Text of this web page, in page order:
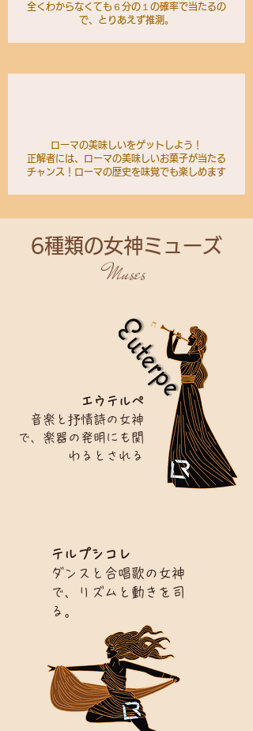
​全くわからなくても６分の１の確率で当たるの
で、とりあえず推測。
ローマの美味しいをゲットしよう！
正解者には、ローマの美味しいお菓子が当たる
チャンス！ローマの歴史を味覚でも楽しめます
6種類の女神ミューズ
Muses
エウテルペ
音楽と抒情詩の女神
で、楽器の発明にも関
わるとされる
テルプシコレ
ダンスと合唱歌の女神
で、リズムと動きを司
る。